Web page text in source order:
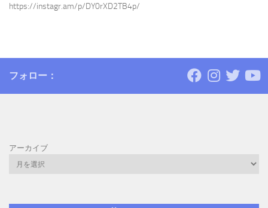
https://instagr.am/p/DY0rXD2TB4p/
フォロー：
アーカイブ